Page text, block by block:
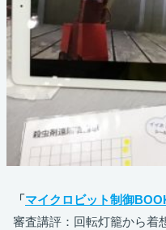
「マイクロビット制御
審査講評：​​回転灯籠から着